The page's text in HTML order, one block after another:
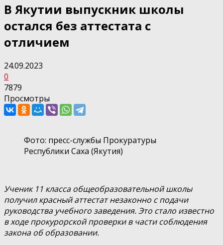
В Якутии выпускник школы
остался без аттестата с
отличием
24.09.2023
0
7879
Просмотры
Фото: пресс-службы Прокуратуры
Республики Саха (Якутия)
Ученик 11 класса общеобразовательной школы
получил красный аттестат незаконно с подачи
руководства учебного заведения. Это стало известно
в ходе прокурорской проверки в части соблюдения
закона об образовании.